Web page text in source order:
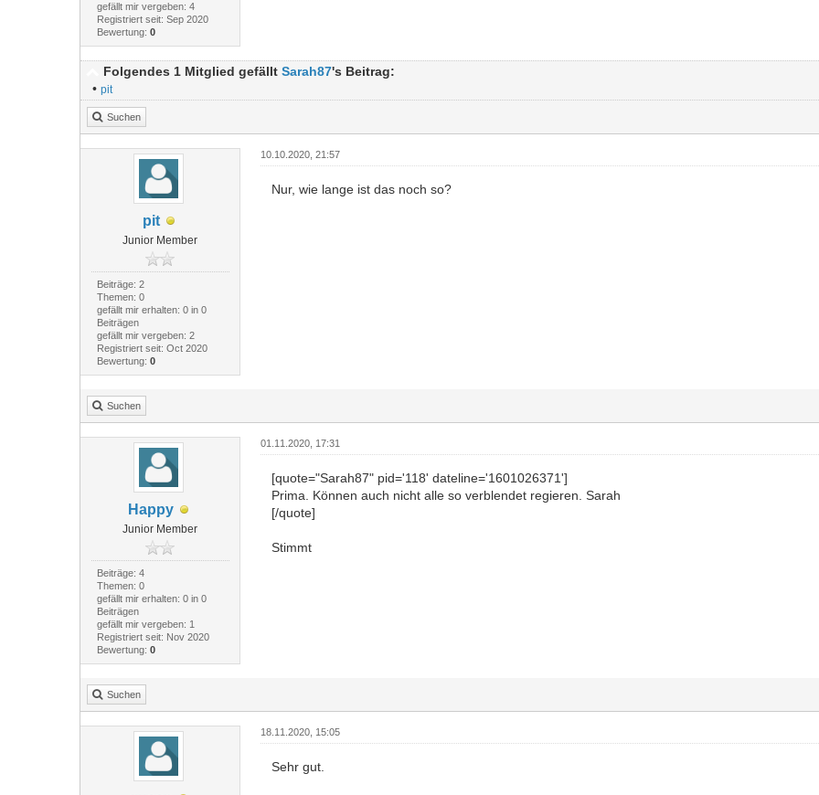
gefällt mir vergeben: 4
Registriert seit: Sep 2020
Bewertung: 0
Folgendes 1 Mitglied gefällt Sarah87's Beitrag:
• pit
Suchen
pit
Junior Member
Beiträge: 2
Themen: 0
gefällt mir erhalten: 0 in 0
Beiträgen
gefällt mir vergeben: 2
Registriert seit: Oct 2020
Bewertung: 0
10.10.2020, 21:57
Nur, wie lange ist das noch so?
Suchen
Happy
Junior Member
Beiträge: 4
Themen: 0
gefällt mir erhalten: 0 in 0
Beiträgen
gefällt mir vergeben: 1
Registriert seit: Nov 2020
Bewertung: 0
01.11.2020, 17:31
[quote="Sarah87" pid='118' dateline='1601026371']
Prima. Können auch nicht alle so verblendet regieren. Sarah
[/quote]
Stimmt
Suchen
18.11.2020, 15:05
Sehr gut.